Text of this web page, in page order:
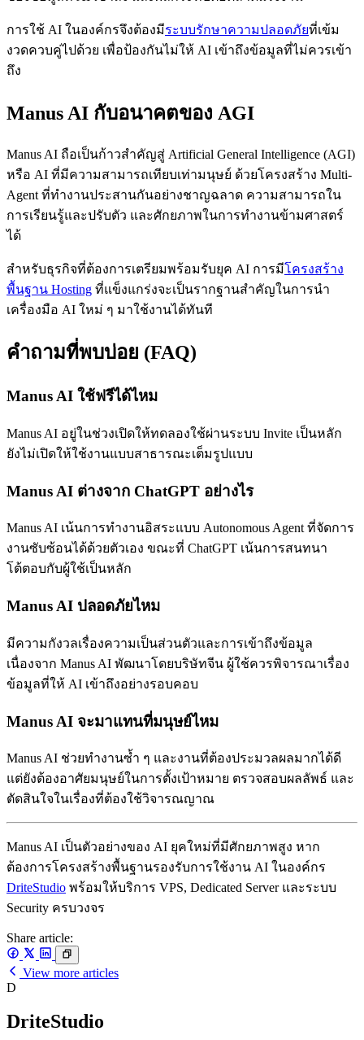
การใช้ AI ในองค์กรจึงต้องมีระบบรักษาความปลอดภัยที่เข้ม
งวดควบคู่ไปด้วย เพื่อป้องกันไม่ให้ AI เข้าถึงข้อมูลที่ไม่ควรเข้า
ถึง
Manus AI กับอนาคตของ AGI
Manus AI ถือเป็นก้าวสำคัญสู่ Artificial General Intelligence (AGI)
หรือ AI ที่มีความสามารถเทียบเท่ามนุษย์ ด้วยโครงสร้าง Multi-
Agent ที่ทำงานประสานกันอย่างชาญฉลาด ความสามารถใน
การเรียนรู้และปรับตัว และศักยภาพในการทำงานข้ามศาสตร์
ได้
สำหรับธุรกิจที่ต้องการเตรียมพร้อมรับยุค AI การมีโครงสร้าง
พื้นฐาน Hosting ที่แข็งแกร่งจะเป็นรากฐานสำคัญในการนำ
เครื่องมือ AI ใหม่ ๆ มาใช้งานได้ทันที
คำถามที่พบบ่อย (FAQ)
Manus AI ใช้ฟรีได้ไหม
Manus AI อยู่ในช่วงเปิดให้ทดลองใช้ผ่านระบบ Invite เป็นหลัก
ยังไม่เปิดให้ใช้งานแบบสาธารณะเต็มรูปแบบ
Manus AI ต่างจาก ChatGPT อย่างไร
Manus AI เน้นการทำงานอิสระแบบ Autonomous Agent ที่จัดการ
งานซับซ้อนได้ด้วยตัวเอง ขณะที่ ChatGPT เน้นการสนทนา
โต้ตอบกับผู้ใช้เป็นหลัก
Manus AI ปลอดภัยไหม
มีความกังวลเรื่องความเป็นส่วนตัวและการเข้าถึงข้อมูล
เนื่องจาก Manus AI พัฒนาโดยบริษัทจีน ผู้ใช้ควรพิจารณาเรื่อง
ข้อมูลที่ให้ AI เข้าถึงอย่างรอบคอบ
Manus AI จะมาแทนที่มนุษย์ไหม
Manus AI ช่วยทำงานซ้ำ ๆ และงานที่ต้องประมวลผลมากได้ดี
แต่ยังต้องอาศัยมนุษย์ในการตั้งเป้าหมาย ตรวจสอบผลลัพธ์ และ
ตัดสินใจในเรื่องที่ต้องใช้วิจารณญาณ
Manus AI เป็นตัวอย่างของ AI ยุคใหม่ที่มีศักยภาพสูง หาก
ต้องการโครงสร้างพื้นฐานรองรับการใช้งาน AI ในองค์กร
DriteStudio พร้อมให้บริการ VPS, Dedicated Server และระบบ
Security ครบวงจร
Share article:
View more articles
D
DriteStudio